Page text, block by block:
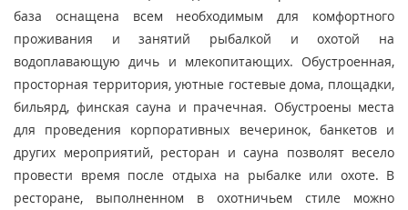
база оснащена всем необходимым для комфортного
проживания и занятий рыбалкой и охотой на
водоплавающую дичь и млекопитающих. Обустроенная,
просторная территория, уютные гостевые дома, площадки,
бильярд, финская сауна и прачечная. Обустроены места
для проведения корпоративных вечеринок, банкетов и
других мероприятий, ресторан и сауна позволят весело
провести время после отдыха на рыбалке или охоте. В
ресторане, выполненном в охотничьем стиле можно